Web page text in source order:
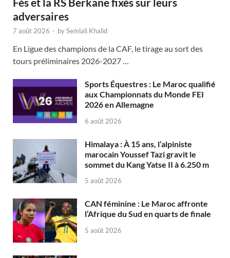
adversaires
7 août 2026 - bySemlali Khalid
En Ligue des champions de la CAF, le tirage au sort des
tours préliminaires 2026-2027 …
Sports Équestres : Le Maroc qualifié
aux Championnats du Monde FEI
2026 en Allemagne
6 août 2026
Himalaya : À 15 ans, l’alpiniste
marocain Youssef Tazi gravit le
sommet du Kang Yatse II à 6.250 m
5 août 2026
CAN féminine : Le Maroc affronte
l’Afrique du Sud en quarts de finale
5 août 2026